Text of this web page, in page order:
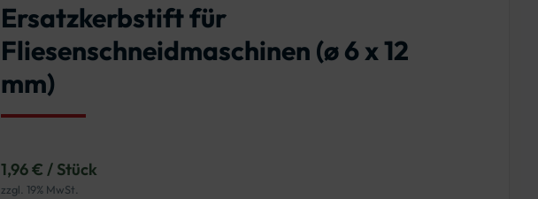
Ersatzkerbstift für
Fliesenschneidmaschinen (ø 6 x 12
mm)
1,96 € / Stück
zzgl. 19% MwSt.